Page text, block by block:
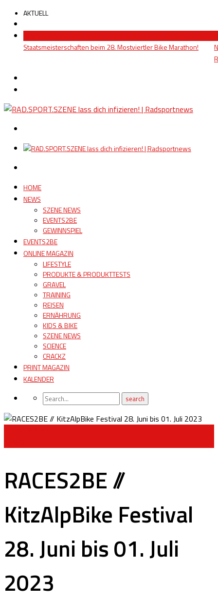
AKTUELL
Staatsmeisterschaften beim 28. Mostviertler Bike Marathon!
HOME
NEWS
SZENE NEWS
EVENTS2BE
GEWINNSPIEL
EVENTS2BE
ONLINE MAGAZIN
LIFESTYLE
PRODUKTE & PRODUKTTESTS
GRAVEL
TRAINING
REISEN
ERNÄHRUNG
KIDS & BIKE
SZENE NEWS
SCIENCE
CRACKZ
PRINT MAGAZIN
KALENDER
RACES2BE //
KitzAlpBike Festival
28. Juni bis 01. Juli
2023